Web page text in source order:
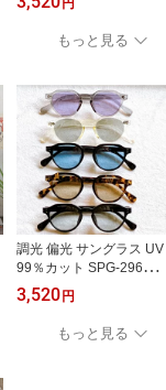
無料 太めのチェーン ア
クセサリー 敬老の日 父
の日 母の日 男女兼用 ダ
円
もっと見る
調光 偏光 サングラス UV
99％カット SPG-2966 C
OLOR LENS GLASS WIT
H COLOR LENS 何個購
入されてもヤマトネコポ
スで送料無料 度数なし
3,520 円
もっと見る